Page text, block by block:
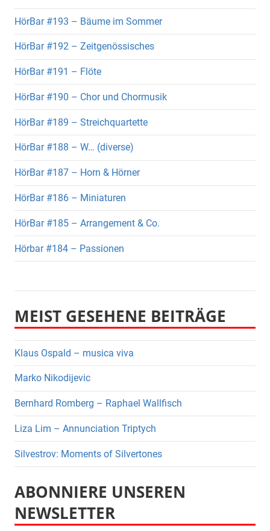
HörBar #193 – Bäume im Sommer
HörBar #192 – Zeitgenössisches
HörBar #191 – Flöte
HörBar #190 – Chor und Chormusik
HörBar #189 – Streichquartette
HörBar #188 – W… (diverse)
HörBar #187 – Horn & Hörner
HörBar #186 – Miniaturen
HörBar #185 – Arrangement & Co.
Hörbar #184 – Passionen
MEIST GESEHENE BEITRÄGE
Klaus Ospald – musica viva
Marko Nikodijevic
Bernhard Romberg – Raphael Wallfisch
Liza Lim – Annunciation Triptych
Silvestrov: Moments of Silvertones
ABONNIERE UNSEREN
NEWSLETTER